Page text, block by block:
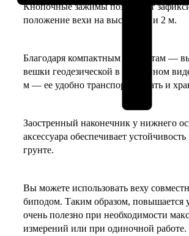
Кнопочные зажимы позволяют
положение вехи на высоте 1.8 и 2 м.
Благодаря компактным габаритам —
вешки геодезической в сложенном
м — ее удобно транспортировать и
Заостренный наконечник у нижнего
аксессуара обеспечивает
грунте.
Вы можете использовать веху
биподом. Таким образом, повышается
очень полезно при необходимости
измерений или при одиночной работе.